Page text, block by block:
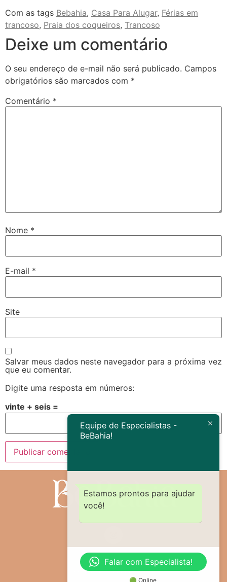
Com as tags Bebahia, Casa Para Alugar, Férias em
trancoso, Praia dos coqueiros, Trancoso
Deixe um comentário
O seu endereço de e-mail não será publicado. Campos
obrigatórios são marcados com *
Comentário *
Nome *
E-mail *
Site
Salvar meus dados neste navegador para a próxima vez
que eu comentar.
Digite uma resposta em números:
vinte + seis =
contato@bebahia.com.br
Equipe de Especialistas -
BeBahia!
Estamos prontos para ajudar
você!
Falar com Especialista!
🟢 Online